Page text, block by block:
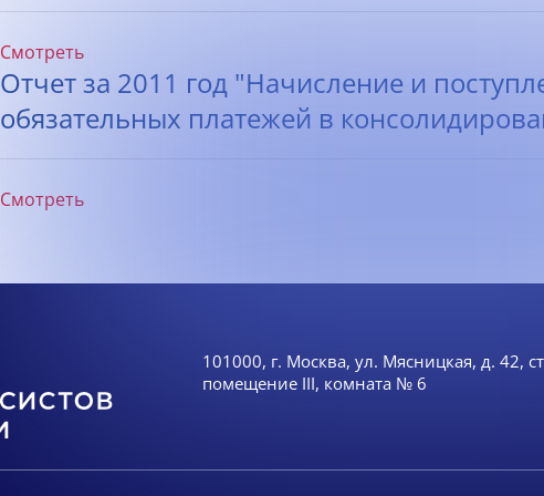
Смотреть
Отчет за 2011 год "Начисление и
обязательных платежей в
Смотреть
101000, г. Москва, ул. Мясницкая, д. 42,
помещение III, комната № 6